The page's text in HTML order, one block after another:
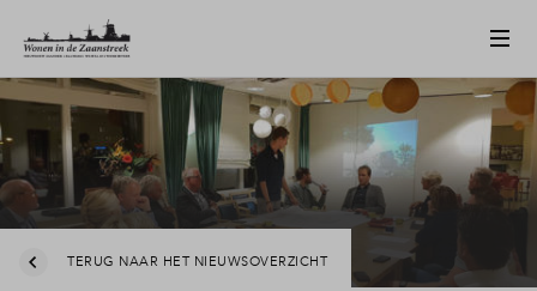
TERUG NAAR HET NIEUWSOVERZICHT